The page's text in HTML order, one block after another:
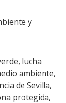
y
lucha
ambiente,
de Sevilla,
protegida,